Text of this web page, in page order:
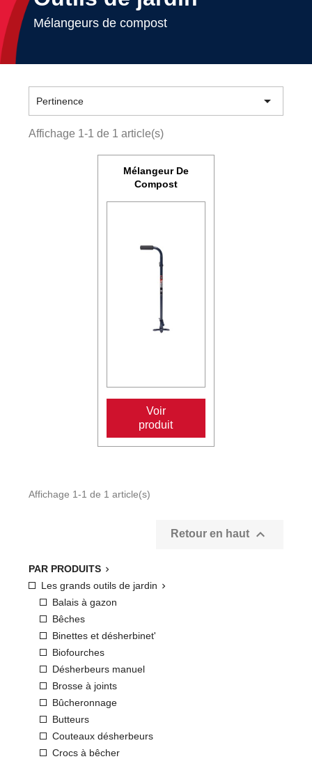
Mélangeurs de compost
PAR PRODUITS 
Les grands outils de jardin 
Balais à gazon
Bêches
Binettes et désherbinet'
Biofourches
Désherbeurs manuel
Brosse à joints
Bûcheronnage
Butteurs
Couteaux désherbeurs
Crocs à bêcher
Pertinence 
Affichage 1-1 de 1 article(s)
Mélangeur De
Compost
Voir
produit
Affichage 1-1 de 1 article(s)
Retour en haut 